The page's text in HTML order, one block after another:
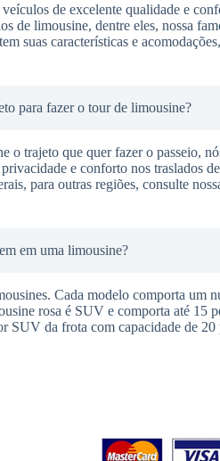
de excelente qualidade e
de limousine, dentre eles, nossa
suas características e
para fazer o tour de limousine?
o trajeto que quer fazer o passeio,
e conforto nos traslados
para outras regiões, consulte
em uma limousine?
Cada modelo comporta um
rosa é SUV e comporta até 15
SUV da frota com capacidade de